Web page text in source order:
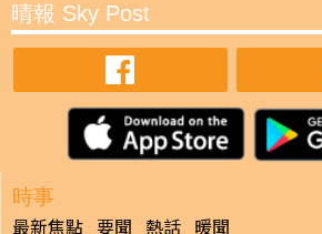
晴報 Sky Post
時事
最新焦點 要聞 熱話 暖聞